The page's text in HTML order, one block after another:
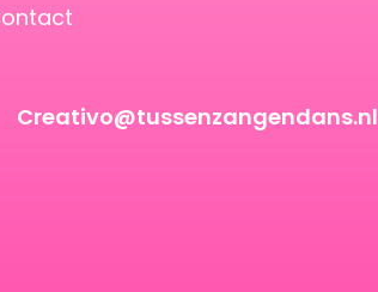
Creativo@tussenzangendans.nl